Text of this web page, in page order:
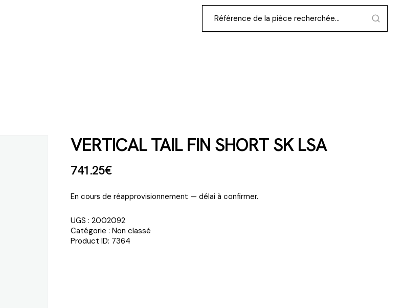
VERTICAL TAIL FIN SHORT SK LSA
741.25€
En cours de réapprovisionnement — délai à confirmer.
UGS : 2002092
Catégorie : Non classé
Product ID: 7364